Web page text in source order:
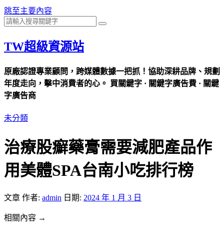
跳至主要內容
TW超級資源站
原廠認證專業顧問，跨媒體數據一把抓！協助深耕品牌、規劃
年度走向，擊中消費者的心。 買關鍵字 · 關鍵字廣告費 · 關鍵
字廣告商
未分類
治療股癬藥膏需要減肥產品作
用美體SPA台南小吃排行榜
文章 作者: admin 日期: 2024 年 1 月 3 日
相關內容 →